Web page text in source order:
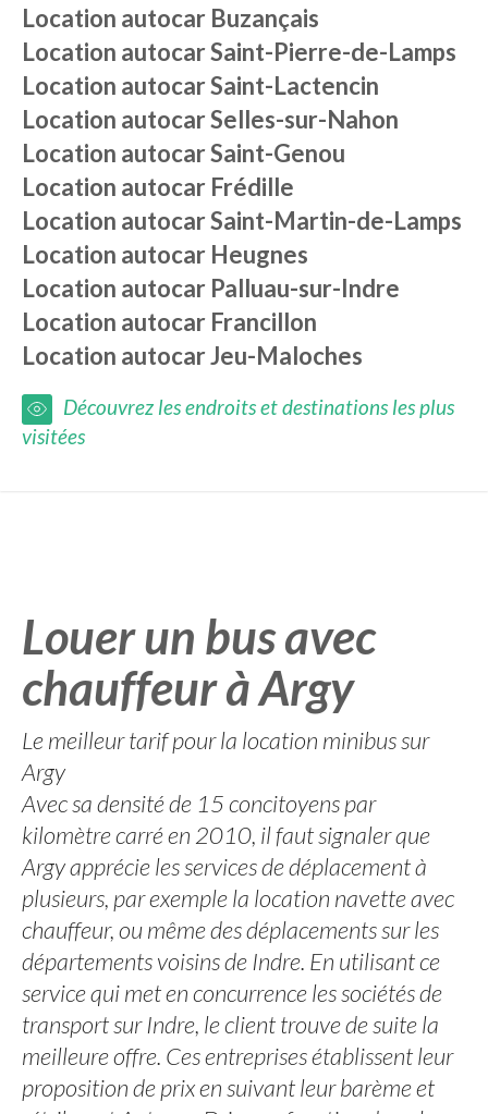
Location autocar Buzançais
Location autocarSaint-Pierre-de-Lamps
Location autocarSaint-Lactencin
Location autocarSelles-sur-Nahon
Location autocarSaint-Genou
Location autocar Frédille
Location autocarSaint-Martin-de-Lamps
Location autocar Heugnes
Location autocar Palluau-sur-Indre
Location autocar Francillon
Location autocarJeu-Maloches
Découvrez les endroits et destinations les plus
visitées
Louer un bus avec
chauffeur à Argy
Le meilleur tarif pour la location minibus sur
Argy
Avec sa densité de 15 concitoyens par
kilomètre carré en 2010, il faut signaler que
Argy apprécie les services de déplacement à
plusieurs, par exemple la location navette avec
chauffeur, ou même des déplacements sur les
départements voisins de Indre. En utilisant ce
service qui met en concurrence les sociétés de
transport sur Indre, le client trouve de suite la
meilleure offre. Ces entreprises établissent leur
proposition de prix en suivant leur barème et